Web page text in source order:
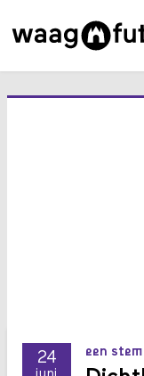
24 een